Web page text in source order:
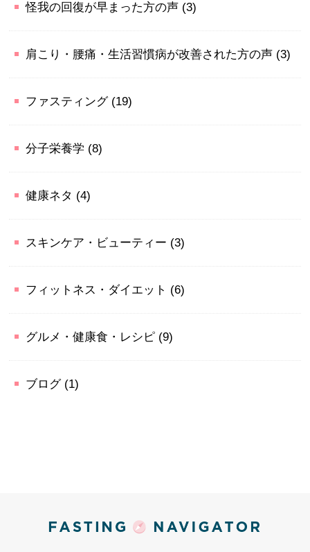
怪我の回復が早まった方の声 (3)
肩こり・腰痛・生活習慣病が改善された方の声 (3)
ファスティング(19)
分子栄養学 (8)
健康ネタ (4)
スキンケア・ビューティー (3)
フィットネス・ダイエット (6)
グルメ・健康食・レシピ (9)
ブログ(1)